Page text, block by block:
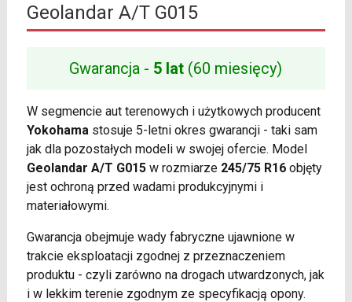
Geolandar A/T G015
Gwarancja - 5 lat (60 miesięcy)
W segmencie aut terenowych i użytkowych producent
Yokohamastosuje 5-letni okres gwarancji - taki sam
jak dla pozostałych modeli w swojej ofercie. Model
Geolandar A/T G015w rozmiarze 245/75 R16objęty
jest ochroną przed wadami produkcyjnymi i
materiałowymi.
Gwarancja obejmuje wady fabryczne ujawnione w
trakcie eksploatacji zgodnej z przeznaczeniem
produktu - czyli zarówno na drogach utwardzonych, jak
i w lekkim terenie zgodnym ze specyfikacją opony.